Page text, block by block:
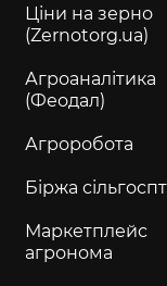
Ціни на зерно
(Zernotorg.ua)
Агроаналітика
(Феодал)
Агроробота
Біржа
Маркетплейс
агронома